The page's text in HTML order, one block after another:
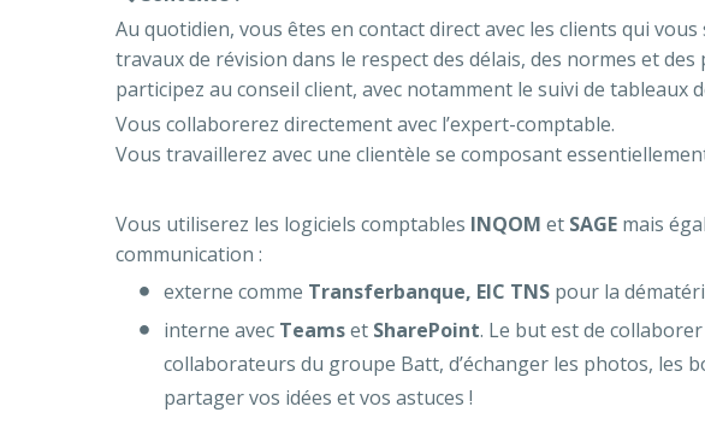
Au quotidien, vous êtes en contact direct avec les clients qui
travaux de révision dans le respect des délais, des normes et
participez au conseil client, avec notamment le suivi de tableaux
Vous collaborerez directement avec l’expert-comptable.
Vous travaillerez avec une clientèle se composant
Vous utiliserez les logiciels comptables INQOM et SAGE mais
communication :
externe comme Transferbanque, EIC TNS pour la
interne avec Teamset SharePoint. Le but est de collaborer
collaborateurs du groupe Batt, d’échanger les photos, les
partager vos idées et vos astuces !